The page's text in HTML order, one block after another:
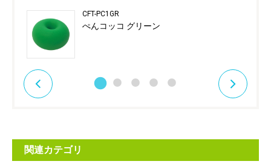
CFT-PC1GR
ぺんコッコ グリーン
関連カテゴリ